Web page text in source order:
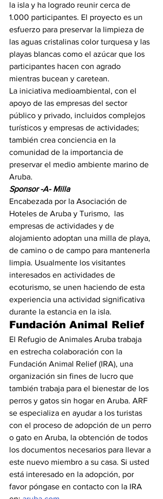
la isla y ha logrado reunir cerca de
1.000 participantes. El proyecto es un
esfuerzo para preservar la limpieza de
las aguas cristalinas color turquesa y las
playas blancas como el azúcar que los
participantes hacen con agrado
mientras bucean y caretean.
La iniciativa medioambiental, con el
apoyo de las empresas del sector
público y privado, incluidos complejos
turísticos y empresas de actividades;
también crea conciencia en la
comunidad de la importancia de
preservar el medio ambiente marino de
Aruba.
Sponsor -A- Milla
Encabezada por la Asociación de
Hoteles de Aruba y Turismo,  las
empresas de actividades y de
alojamiento adoptan una milla de playa,
de camino o de campo para mantenerla
limpia. Usualmente los visitantes
interesados en actividades de
ecoturismo, se unen haciendo de esta
experiencia una actividad significativa
durante la estancia en la isla.
Fundación Animal Relief
El Refugio de Animales Aruba trabaja
en estrecha colaboración con la
Fundación Animal Relief (IRA), una
organización sin fines de lucro que
también trabaja para el bienestar de los
perros y gatos sin hogar en Aruba. ARF
se especializa en ayudar a los turistas
con el proceso de adopción de un perro
o gato en Aruba, la obtención de todos
los documentos necesarios para llevar a
este nuevo miembro a su casa. Si usted
está interesado en la adopción, por
favor póngase en contacto con la IRA